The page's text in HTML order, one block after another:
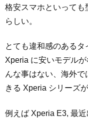
格安スマホといっても
らしい。
とても違和感のある
Xperia に安いモデル
んな事はない、海外
きる Xperia シリーズ
例えば Xperia E3, 最